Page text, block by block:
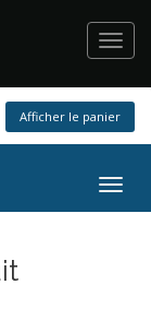
Afficher le panier